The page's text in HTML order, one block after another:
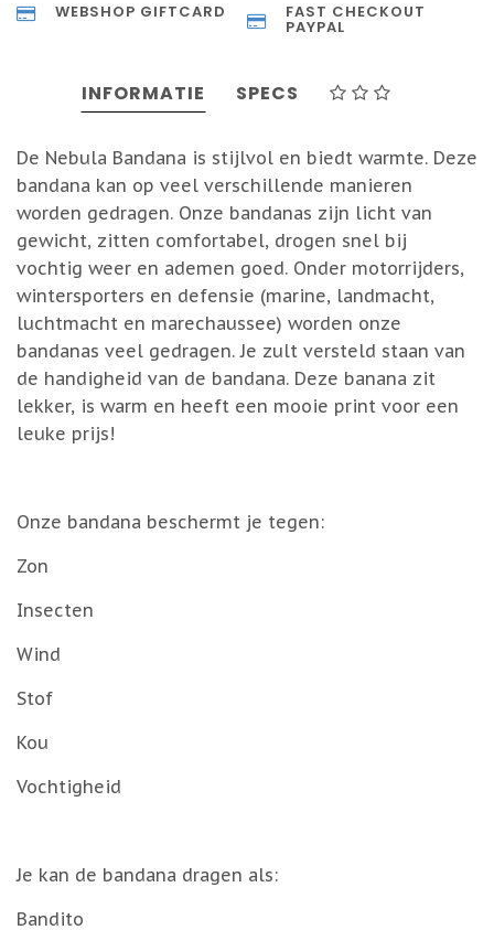
WEBSHOP GIFTCARD FAST CHECKOUT
PAYPAL
INFORMATIE SPECS
De Nebula Bandana is stijlvol en biedt warmte. Deze
bandana kan op veel verschillende manieren
worden gedragen. Onze bandanas zijn licht van
gewicht, zitten comfortabel, drogen snel bij
vochtig weer en ademen goed. Onder motorrijders,
wintersporters en defensie (marine, landmacht,
luchtmacht en marechaussee) worden onze
bandanas veel gedragen. Je zult versteld staan van
de handigheid van de bandana. Deze banana zit
lekker, is warm en heeft een mooie print voor een
leuke prijs!
Onze bandana beschermt je tegen:
Zon
Insecten
Wind
Stof
Kou
Vochtigheid
Je kan de bandana dragen als:
Bandito